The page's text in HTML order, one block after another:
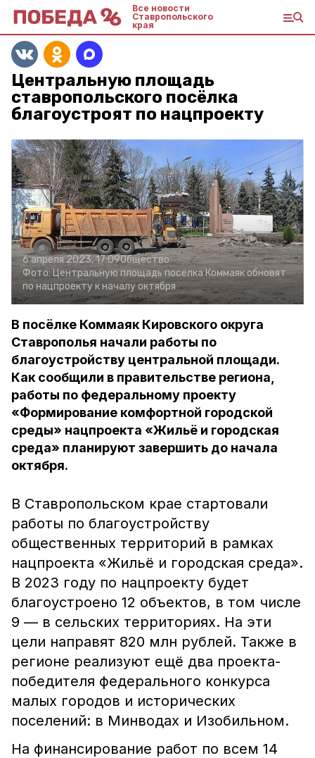
Все новости
Ставропольского
края
Центральную площадь
ставропольского посёлка
благоустроят по нацпроекту
6 апреля 2023, 17:09Общество
Фото:Центральную площадь посёлка Коммаяк обновят
по нацпроекту к началу октября
В посёлке Коммаяк Кировского округа
Ставрополья начали работы по
благоустройству центральной площади.
Как сообщили в правительстве региона,
работы по федеральному проекту
«Формирование комфортной городской
среды» нацпроекта «Жильё и городская
среда» планируют завершить до начала
октября.
В Ставропольском крае стартовали
работы по благоустройству
общественных территорий в рамках
нацпроекта «Жильё и городская среда».
В 2023 году по нацпроекту будет
благоустроено 12 объектов, в том числе
9 — в сельских территориях. На эти
цели направят 820 млн рублей. Также в
регионе реализуют ещё два проекта-
победителя федерального конкурса
малых городов и исторических
поселений: в Минводах и Изобильном.
На финансирование работ по всем 14